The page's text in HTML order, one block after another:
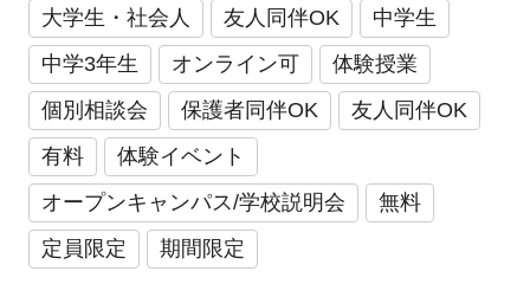
大学生・社会人 友人同伴OK
中学生
中学3年生
オンライン可
体験授業
個別相談会
保護者同伴OK
友人同伴OK
有料
体験イベント
オープンキャンパス/学校説明会
無料
定員限定
期間限定